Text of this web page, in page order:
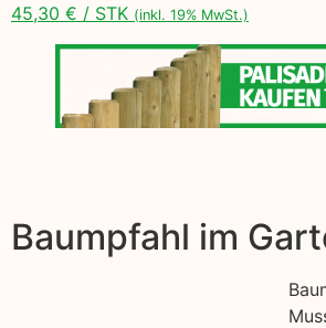
45,30 € / STK (inkl. 19% MwSt.)
Baumpfahl im